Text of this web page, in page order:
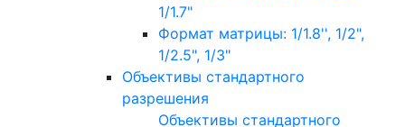
1/1.7"
Формат матрицы: 1/1.8'', 1/2",
1/2.5", 1/3"
Объективы стандартного
разрешения
Объективы стандартного